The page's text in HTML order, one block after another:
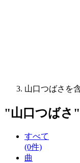
山口つばさを
"山口つばさ
すべて
(0件)
曲